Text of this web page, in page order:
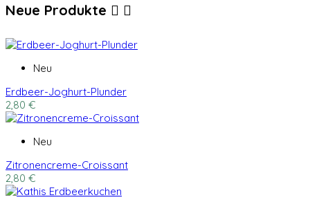
Neue Produkte  
Neu
Erdbeer-Joghurt-Plunder
2,80 €
Neu
Zitronencreme-Croissant
2,80 €